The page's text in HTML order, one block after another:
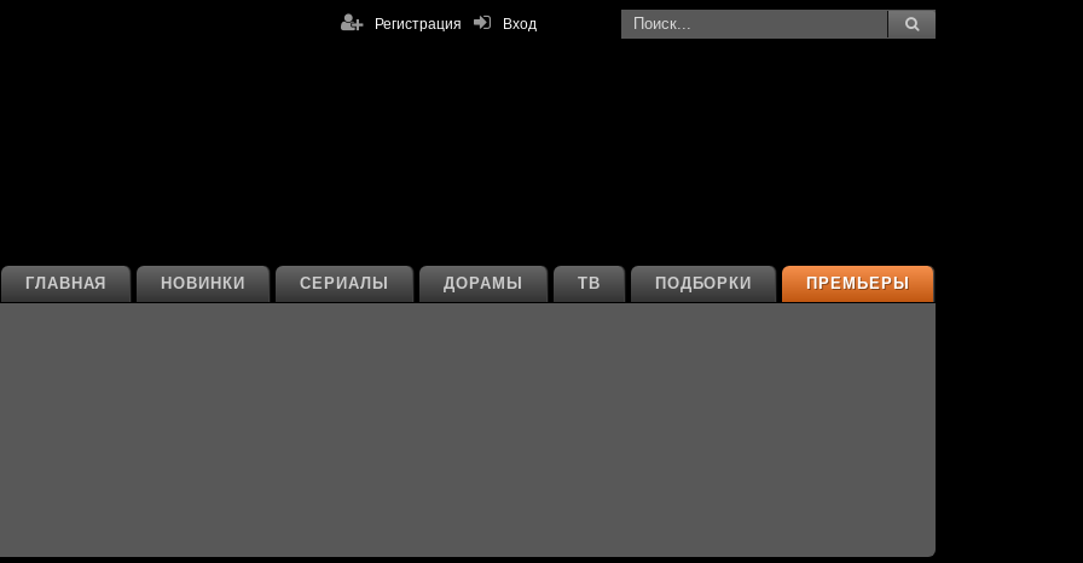
Вход
Регистрация
ПРЕМЬЕРЫ
ПОДБОРКИ
ТВ
ДОРАМЫ
СЕРИАЛЫ
НОВИНКИ
ГЛАВНАЯ